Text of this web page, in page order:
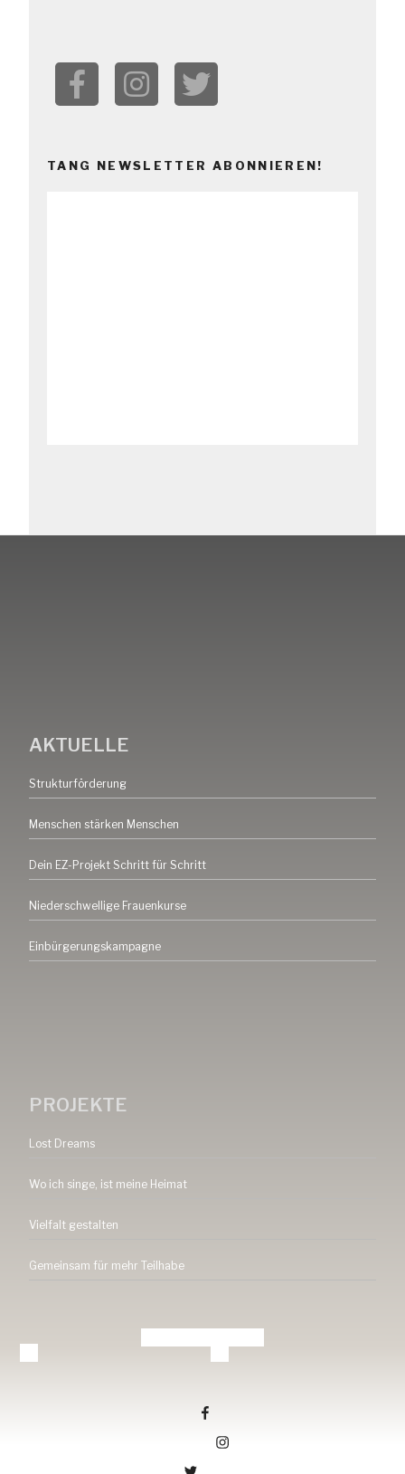
TANG NEWSLETTER ABONNIEREN!
AKTUELLE
Strukturförderung
Menschen stärken Menschen
Dein EZ-Projekt Schritt für Schritt
Niederschwellige Frauenkurse
Einbürgerungskampagne
PROJEKTE
Lost Dreams
Wo ich singe, ist meine Heimat
Vielfalt gestalten
Gemeinsam für mehr Teilhabe